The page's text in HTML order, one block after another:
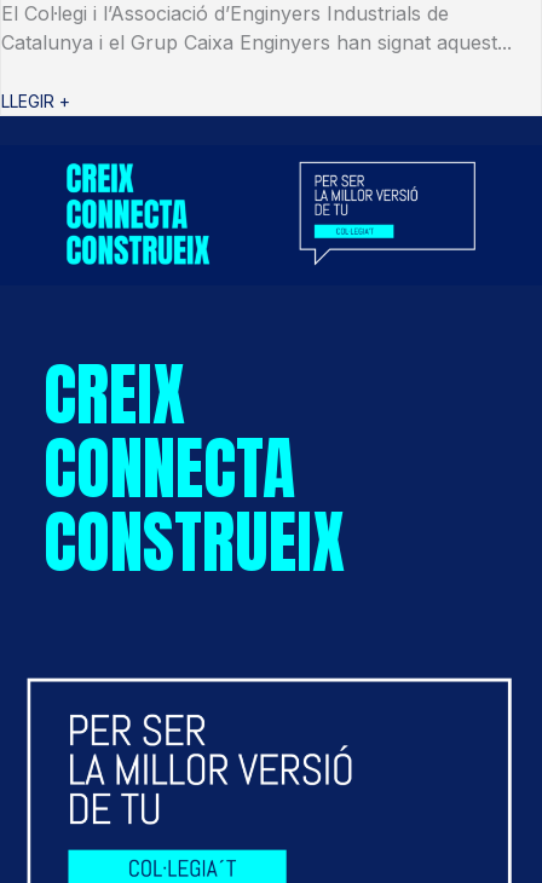
El Col·legi i l’Associació d’Enginyers Industrials de
Catalunya i el Grup Caixa Enginyers han signat aquest...
LLEGIR +
CREIX
CONNECTA
CONSTRUEIX